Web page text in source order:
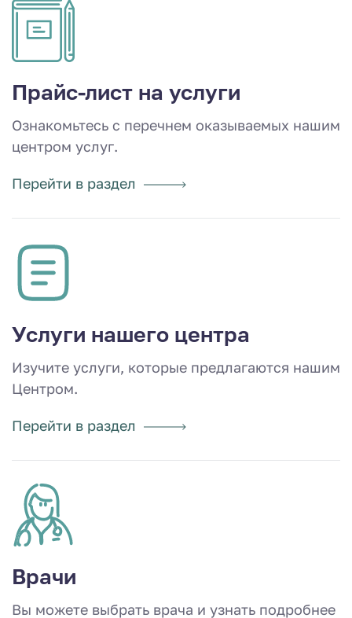
Прайс-лист на услуги
Ознакомьтесь с перечнем оказываемых нашим
центром услуг.
Перейти в раздел
Услуги нашего центра
Изучите услуги, которые предлагаются нашим
Центром.
Перейти в раздел
Врачи
Вы можете выбрать врача и узнать подробнее